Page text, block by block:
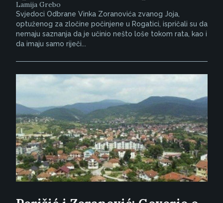
Lamija Grebo
Svjedoci Odbrane Vinka Zoranovića zvanog Joja,
optuženog za zločine počinjene u Rogatici, ispričali su da
nemaju saznanja da je učinio nešto loše tokom rata, kao i
da imaju samo riječi...